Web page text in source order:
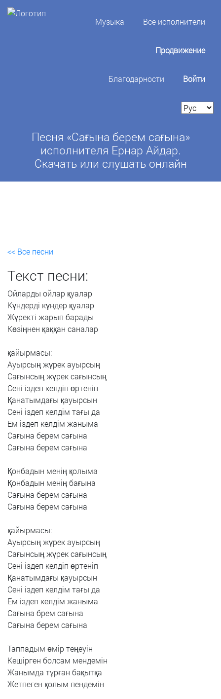
Музыка Все исполнители
Продвижение
Благодарности Войти
Песня «Сағына берем сағына»
исполнителя Ернар Айдар.
Скачать или слушать онлайн
<< Все песни
Текст песни:
Ойларды ойлар қуалар
Күндерді күндер қуалар
Жүректі жарып барады
Көзіңнен қаққан саналар
қайырмасы:
Ауырсың жүрекауырсың
Сағынсың жүрексағынсың
Сені іздеп келдіп өртеніп
Қанатымдағы қауырсын
Сені іздеп келдім тағы да
Ем іздеп келдім жаныма
Сағына берем сағына
Сағына берем сағына
Қонбадын менің қолыма
Қонбадын менің бағына
Сағына берем сағына
Сағына берем сағына
қайырмасы:
Ауырсың жүрекауырсың
Сағынсың жүрексағынсың
Сені іздеп келдіп өртеніп
Қанатымдағы қауырсын
Сені іздеп келдім тағы да
Ем іздеп келдім жаныма
Сағына брем сағына
Сағына берем сағына
Таппадым өмір теңеуін
Кешірген болсам мендемін
Жанымда тұрған бақытқа
Жетпеген қолым пендемін